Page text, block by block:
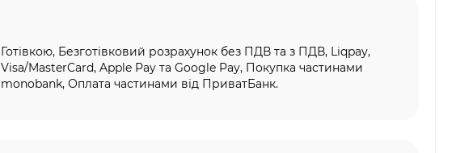
Готівкою, Безготівковий розрахунок без ПДВ та з ПДВ, Liqpay,
Visa/MasterCard, Apple Pay та Google Pay, Покупка частинами
monobank, Оплата частинами від ПриватБанк.